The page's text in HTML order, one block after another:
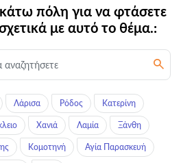
πόλη για να φτάσετε
με αυτό το θέμα.:
Λάρισα Ρόδος Κατερίνη
Χανιά Λαμία Ξάνθη
Κομοτηνή Αγία Παρασκευή